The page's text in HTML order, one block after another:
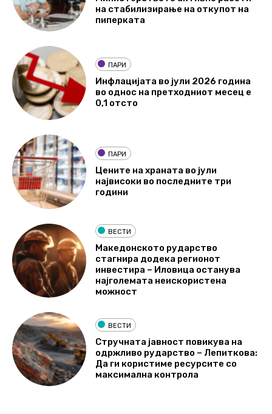
на стабилизирање на откупот на
пиперката
ПАРИ
Инфлацијата во јули 2026 година
во однос на претходниот месец е
0,1 отсто
ПАРИ
Цените на храната во јули
највисоки во последните три
години
ВЕСТИ
Македонското рударство
стагнира додека регионот
инвестира – Иловица останува
најголемата неискористена
можност
ВЕСТИ
Стручната јавност повикува на
одржливо рударство – Лепиткова:
Да ги користиме ресурсите со
максимална контрола